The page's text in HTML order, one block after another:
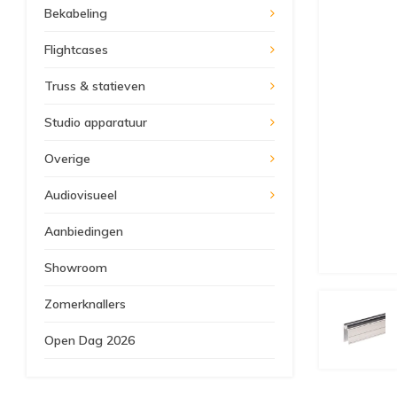
Bekabeling
Flightcases
Truss & statieven
Studio apparatuur
Overige
Audiovisueel
Aanbiedingen
Showroom
Zomerknallers
Open Dag 2026